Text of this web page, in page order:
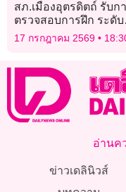
สภ.เมืองอุตรดิตถ์ รับก
ตรวจสอบการฝึก ระดับ
ตำรวจภูธรภาค 6 ประ
17 กรกฎาคม 2569
อ่านค
ข่าวเดลินิวส์